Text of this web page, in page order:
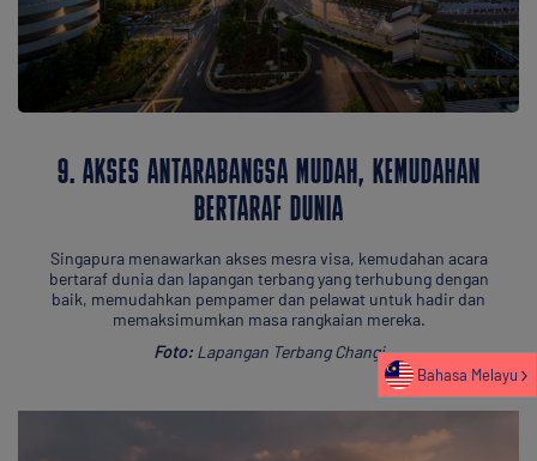
9. AKSES ANTARABANGSA MUDAH, KEMUDAHAN
BERTARAF DUNIA
Singapura menawarkan akses mesra visa, kemudahan acara
bertaraf dunia dan lapangan terbang yang terhubung dengan
baik, memudahkan pempamer dan pelawat untuk hadir dan
memaksimumkan masa rangkaian mereka.
Foto:Lapangan Terbang Changi
Bahasa Melayu